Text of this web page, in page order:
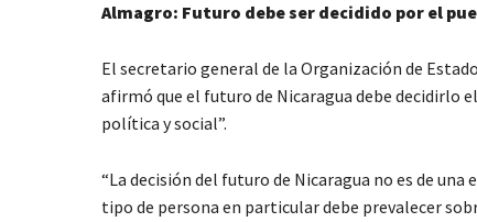
Almagro: Futuro debe ser decidido por el
El secretario general de la Organización de
afirmó que el futuro de Nicaragua debe decidirlo
política y social”.
“La decisión del futuro de Nicaragua no es de
tipo de persona en particular debe prevalecer